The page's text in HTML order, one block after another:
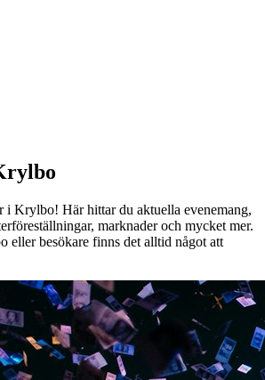
i Krylbo! Här hittar du aktuella evenemang,
marknader och mycket mer.
eller besökare finns det alltid något att